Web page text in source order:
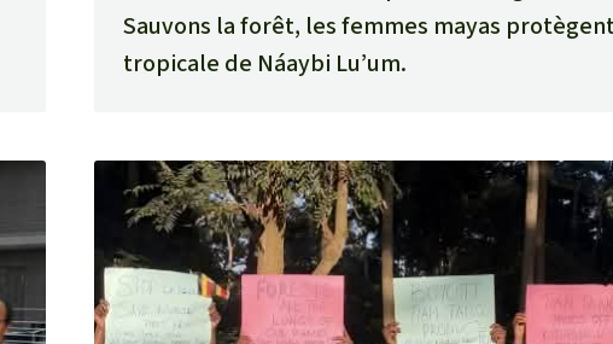
Sauvons la forêt, les femmes mayas
tropicale de Náaybi Lu’um.